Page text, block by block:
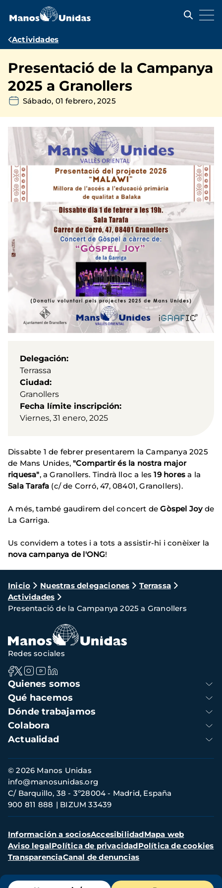
contenido
Ruta
navegación
Actividades
Presentació de la Campanya
2025 a Granollers
Sábado, 01 febrero, 2025
Delegación
Terrassa
Ciudad
Granollers
Fecha límite inscripción
Viernes, 31 enero, 2025
Dissabte 1 de febrer presentarem la Campanya 2025
de Mans Unides, "Compartir és la nostra major
riquesa", a Granollers. Tindrà lloc a les19 hores a la
Sala Tarafa (c/ de Corró, 47, 08401, Granollers).
A més, també gaudirem del concert de Gòspel Joy de
La Garriga.
Us convidem a totes i a tots a assistir-hi i conèixer la
nova campanya de l'ONG!
Ruta
de
navegación
Inicio Nuestras delegaciones
Terrassa
Actividades
Presentació de la Campanya 2025 a Granollers
Menú
Navegación
principal
Quienes somos
Qué hacemos
Dónde trabajamos
Colabora
Actualidad
Redes sociales
Información
de
contacto
© 2026 Manos Unidas
C/ Barquillo, 38 - 3º28004 - Madrid, España
900 811 888
BIZUM 33439
info@manosunidas.org
Menú
secundario
Información a sociosAccesibilidadMapa web
Aviso legalPolítica de privacidadPolítica de cookies
TransparenciaCanal de denuncias